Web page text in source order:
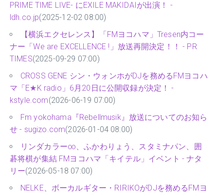
PRIME TIME LIVE- にEXILE MAKIDAIが出演！ -
ldh.co.jp(2025-12-02 08:00)
【横浜エクセレンス】「FMヨコハマ」Tresen内コー
ナー「We are EXCELLENCE !」放送再開決定！！ - PR
TIMES(2025-09-29 07:00)
CROSS GENE シン・ウォンホがDJを務めるFMヨコハ
マ「E★K radio」6月20日に公開収録が決定！ -
kstyle.com(2026-06-19 07:00)
Fm yokohama『Rebellmusik』放送についてのお知ら
せ - sugizo.com(2026-01-04 08:00)
リンダカラー∞、ふかわりょう、スタミナパン、囲
碁将棋が集結 FMヨコハマ「キイテル」イベント - ナタ
リー(2026-05-18 07:00)
NELKE、ボーカルギター・RIRIKOがDJを務めるFMヨ